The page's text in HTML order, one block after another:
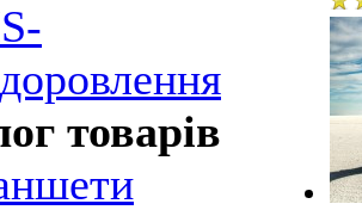
товарів